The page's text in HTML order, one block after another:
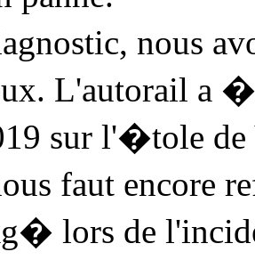
nous
L'autorail a
sur l'�tole
faut encore
lors de